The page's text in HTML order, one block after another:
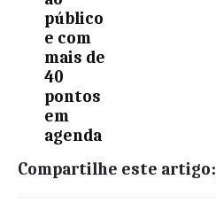
público
e com
mais de
40
pontos
em
agenda
Compartilhe este artigo: